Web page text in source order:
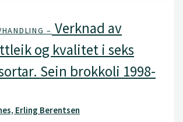
– Verknad av
og kvalitet i seks
Sein brokkoli 1998-
Erling Berentsen